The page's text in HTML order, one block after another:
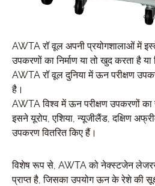
AWTA रॉ वूल अपनी प्रयोगशालाओं में
उपकरणों का निर्माण या तो खुद करता है
AWTA रॉ वूल दुनिया में ऊन परीक्षण
है।
AWTA विश्व में ऊन परीक्षण उपकरणों का
इसने यूरोप, एशिया, न्यूजीलैंड, दक्षिण
उपकरण वितरित किए हैं।
विशेष रूप से, AWTA को नेक्स्टजेन
प्राप्त है, जिसका उपयोग ऊन के रेशे की